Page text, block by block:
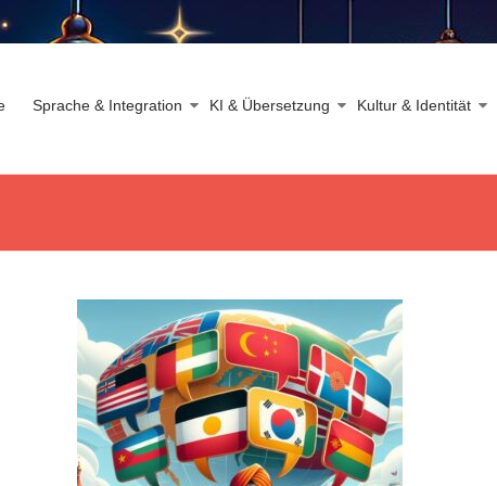
Sprache & Integration KI & Übersetzung Kultur & Identität